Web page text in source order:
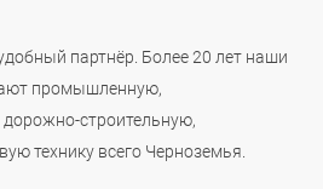
партнёр. Более 20 лет наши
промышленную,
строительную,
технику всего Черноземья.